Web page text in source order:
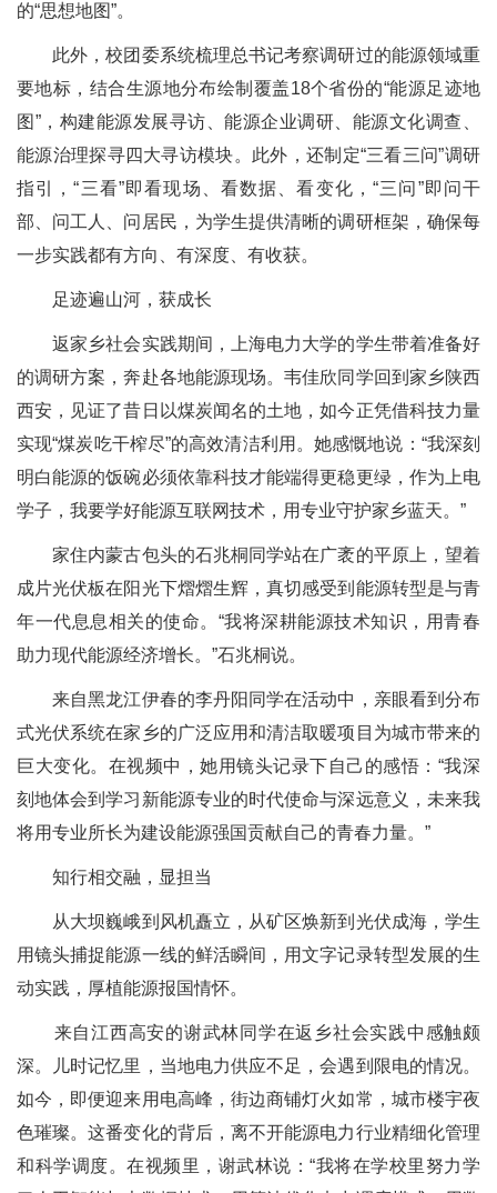
的“思想地图”。
此外，校团委系统梳理总书记考察调研过的能源领域重
要地标，结合生源地分布绘制覆盖18个省份的“能源足迹地
图”，构建能源发展寻访、能源企业调研、能源文化调查、
能源治理探寻四大寻访模块。此外，还制定“三看三问”调研
指引，“三看”即看现场、看数据、看变化，“三问”即问干
部、问工人、问居民，为学生提供清晰的调研框架，确保每
一步实践都有方向、有深度、有收获。
足迹遍山河，获成长
返家乡社会实践期间，上海电力大学的学生带着准备好
的调研方案，奔赴各地能源现场。韦佳欣同学回到家乡陕西
西安，见证了昔日以煤炭闻名的土地，如今正凭借科技力量
实现“煤炭吃干榨尽”的高效清洁利用。她感慨地说：“我深刻
明白能源的饭碗必须依靠科技才能端得更稳更绿，作为上电
学子，我要学好能源互联网技术，用专业守护家乡蓝天。”
家住内蒙古包头的石兆桐同学站在广袤的平原上，望着
成片光伏板在阳光下熠熠生辉，真切感受到能源转型是与青
年一代息息相关的使命。“我将深耕能源技术知识，用青春
助力现代能源经济增长。”石兆桐说。
来自黑龙江伊春的李丹阳同学在活动中，亲眼看到分布
式光伏系统在家乡的广泛应用和清洁取暖项目为城市带来的
巨大变化。在视频中，她用镜头记录下自己的感悟：“我深
刻地体会到学习新能源专业的时代使命与深远意义，未来我
将用专业所长为建设能源强国贡献自己的青春力量。”
知行相交融，显担当
从大坝巍峨到风机矗立，从矿区焕新到光伏成海，学生
用镜头捕捉能源一线的鲜活瞬间，用文字记录转型发展的生
动实践，厚植能源报国情怀。
来自江西高安的谢武林同学在返乡社会实践中感触颇
深。儿时记忆里，当地电力供应不足，会遇到限电的情况。
如今，即便迎来用电高峰，街边商铺灯火如常，城市楼宇夜
色璀璨。这番变化的背后，离不开能源电力行业精细化管理
和科学调度。在视频里，谢武林说：“我将在学校里努力学